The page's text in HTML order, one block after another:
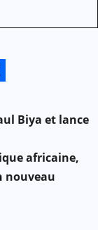
Biya et lance
africaine,
nouveau